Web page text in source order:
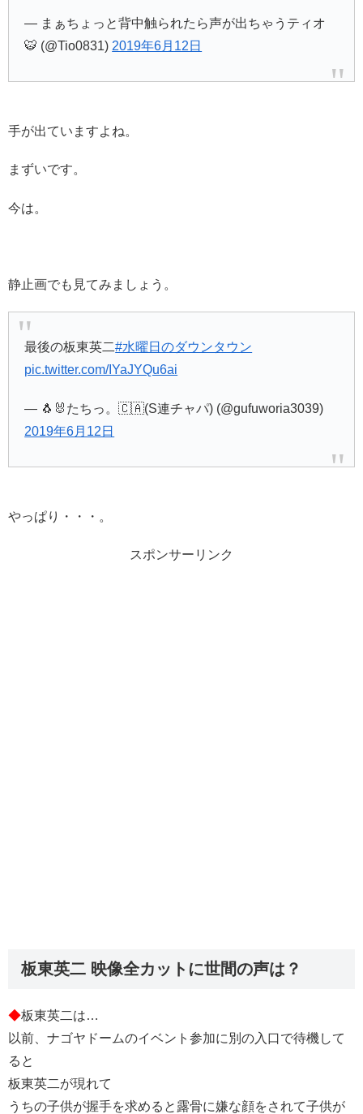
— まぁちょっと背中触られたら声が出ちゃうティオ
🐯 (@Tio0831) 2019年6月12日
手が出ていますよね。
まずいです。
今は。
静止画でも見てみましょう。
最後の板東英二#水曜日のダウンタウン
pic.twitter.com/IYaJYQu6ai
— 🐧🐰たちっ。🇨🇦(S連チャパ) (@gufuworia3039)
2019年6月12日
やっぱり・・・。
スポンサーリンク
板東英二 映像全カットに世間の声は？
◆板東英二は…
以前、ナゴヤドームのイベント参加に別の入口で待機して
ると
板東英二が現れて
うちの子供が握手を求めると露骨に嫌な顔をされて子供が